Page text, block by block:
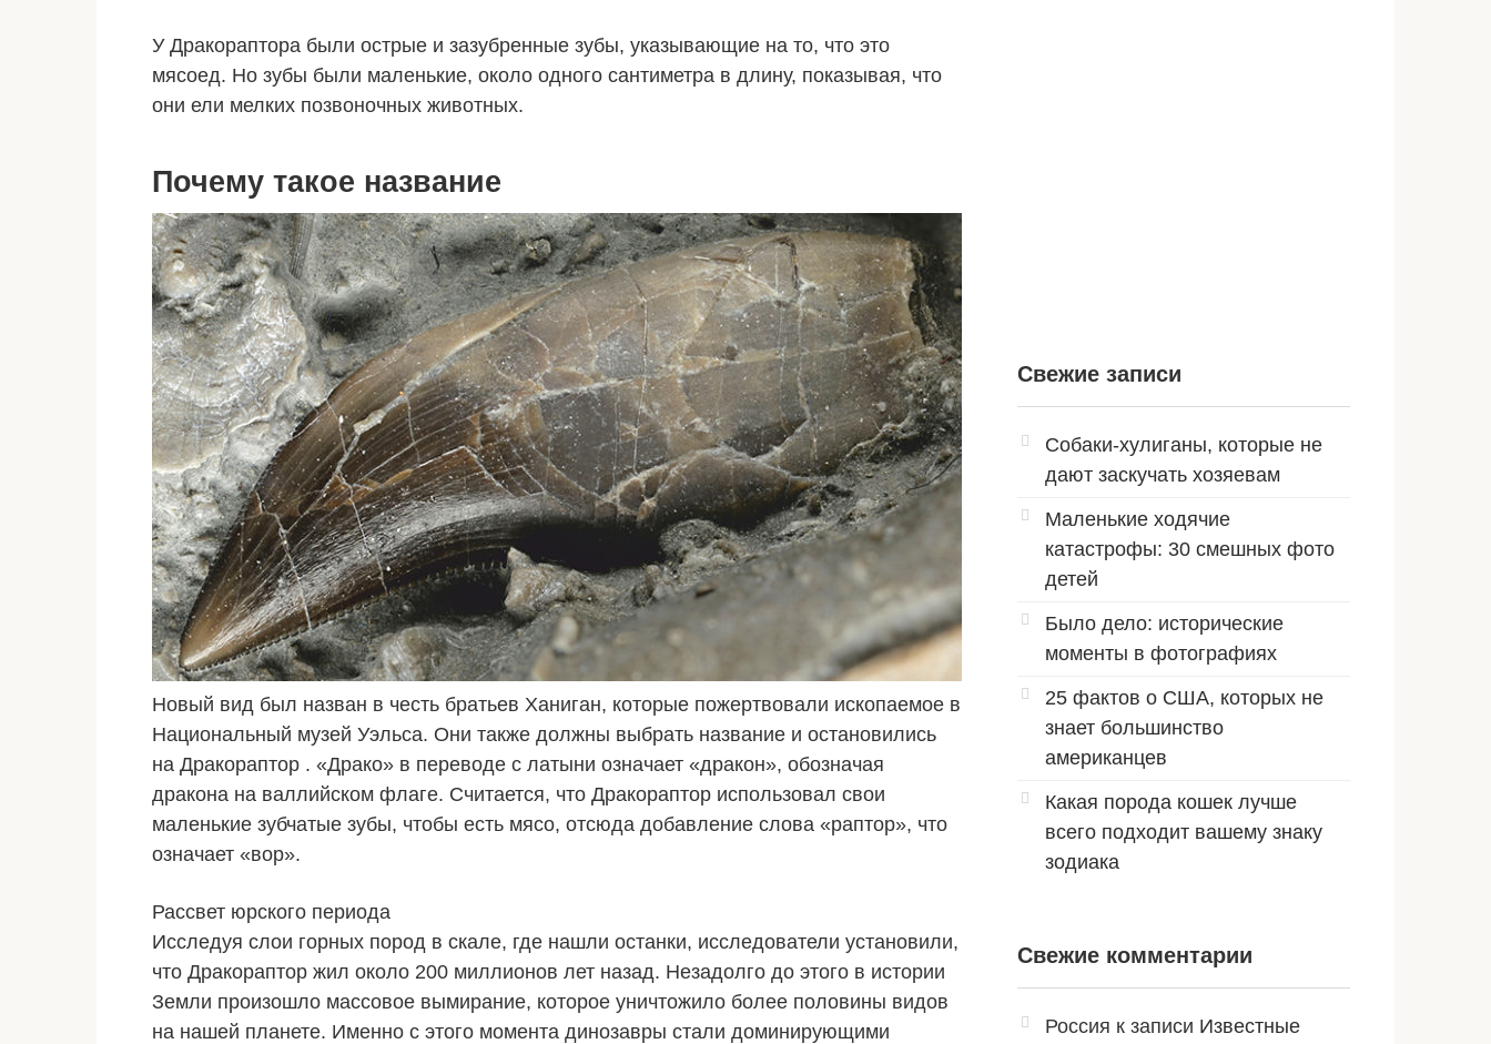
У Дракораптора были острые и зазубренные зубы, указывающие на то, что это
мясоед. Но зубы были маленькие, около одного сантиметра в длину, показывая, что
они ели мелких позвоночных животных.
Почему такое название
Новый вид был назван в честь братьев Ханиган, которые пожертвовали ископаемое в
Национальный музей Уэльса. Они также должны выбрать название и остановились
на Дракораптор . «Драко» в переводе с латыни означает «дракон», обозначая
дракона на валлийском флаге. Считается, что Дракораптор использовал свои
маленькие зубчатые зубы, чтобы есть мясо, отсюда добавление слова «раптор», что
означает «вор».
Рассвет юрского периода
Исследуя слои горных пород в скале, где нашли останки, исследователи установили,
что Дракораптор жил около 200 миллионов лет назад. Незадолго до этого в истории
Земли произошло массовое вымирание, которое уничтожило более половины видов
на нашей планете. Именно с этого момента динозавры стали доминирующими
Свежие записи
Собаки-хулиганы, которые не
дают заскучать хозяевам
Маленькие ходячие
катастрофы: 30 смешных фото
детей
Было дело: исторические
моменты в фотографиях
25 фактов о США, которых не
знает большинство
американцев
Какая порода кошек лучше
всего подходит вашему знаку
зодиака
Свежие комментарии
Россия к записи Известные